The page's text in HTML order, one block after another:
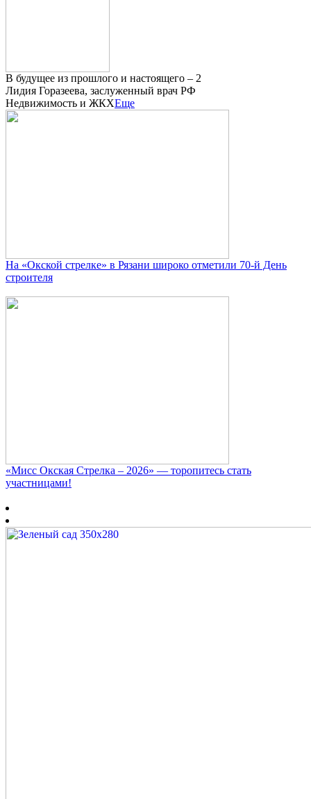
В будущее из прошлого и настоящего – 2
Лидия Горазеева, заслуженный врач РФ
Недвижимость и ЖКХЕще
На «Окской стрелке» в Рязани широко отметили 70-й День
строителя
«Мисс Окская Стрелка – 2026» — торопитесь стать
участницами!